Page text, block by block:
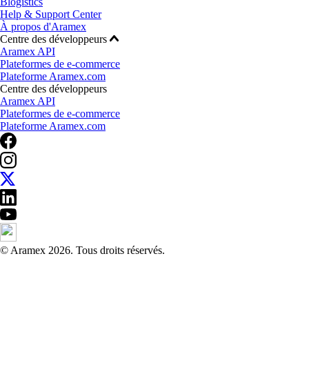
Help & Support Center
À propos d'Aramex
Centre des développeurs
Aramex API
Plateformes de e-commerce
Plateforme Aramex.com
Centre des développeurs
Aramex API
Plateformes de e-commerce
Plateforme Aramex.com
© Aramex 2026. Tous droits réservés.